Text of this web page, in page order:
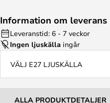
Information om leverans
Leveranstid: 6 - 7 veckor
Ingen ljuskälla ingår
VÄLJ E27 LJUSKÄLLA
ALLA PRODUKTDETALJER